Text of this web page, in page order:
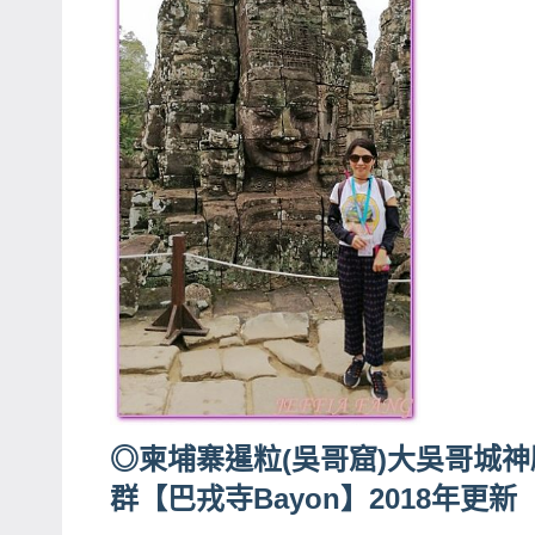
專
欄、
觀
光
局
合
作
達
人
對
象。
★
◎柬埔寨暹粒(吳哥窟)大吳哥城
群【巴戎寺Bayon】2018年更新